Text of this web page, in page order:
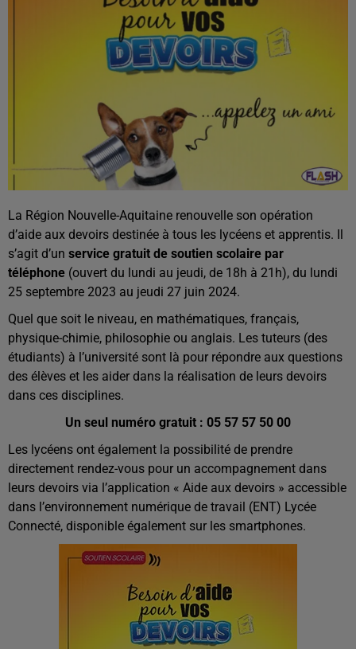
La Région Nouvelle-Aquitaine renouvelle son opération
d’aide aux devoirs destinée à tous les lycéens et apprentis. Il
s’agit d’un service gratuit de soutien scolaire par
téléphone (ouvert du lundi au jeudi, de 18h à 21h), du lundi
25 septembre 2023 au jeudi 27 juin 2024.
Quel que soit le niveau, en mathématiques, français,
physique-chimie, philosophie ou anglais. Les tuteurs (des
étudiants) à l’université sont là pour répondre aux questions
des élèves et les aider dans la réalisation de leurs devoirs
dans ces disciplines.
Un seul numéro gratuit : 05 57 57 50 00
Les lycéens ont également la possibilité de prendre
directement rendez-vous pour un accompagnement dans
leurs devoirs via l’application « Aide aux devoirs » accessible
dans l’environnement numérique de travail (ENT) Lycée
Connecté, disponible également sur les smartphones.